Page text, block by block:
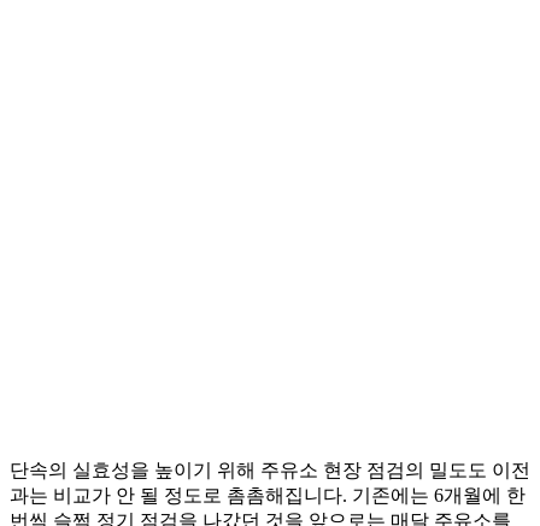
단속의 실효성을 높이기 위해 주유소 현장 점검의 밀도도 이전
과는 비교가 안 될 정도로 촘촘해집니다. 기존에는 6개월에 한
번씩 슬쩍 정기 점검을 나갔던 것을 앞으로는 매달 주유소를